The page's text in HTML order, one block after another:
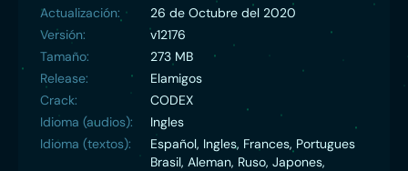
Actualización:
26 de Octubre del 2020
Versión:
v12176
Tamaño:
273 MB
Release:
Elamigos
Crack:
CODEX
Idioma (audios):
Ingles
Idioma (textos):
Español, Ingles, Frances, Portugues
Brasil, Aleman, Ruso, Japones,